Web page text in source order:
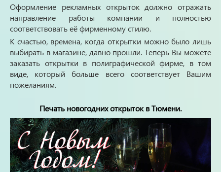
Оформление рекламных открыток должно отражать
направление работы компании и полностью
соответствовать её фирменному стилю.
К счастью, времена, когда открытки можно было лишь
выбирать в магазине, давно прошли. Теперь Вы можете
заказать открытки в полиграфической фирме, в том
виде, который больше всего соответствует Вашим
пожеланиям.
Печать новогодних открыток в Тюмени.